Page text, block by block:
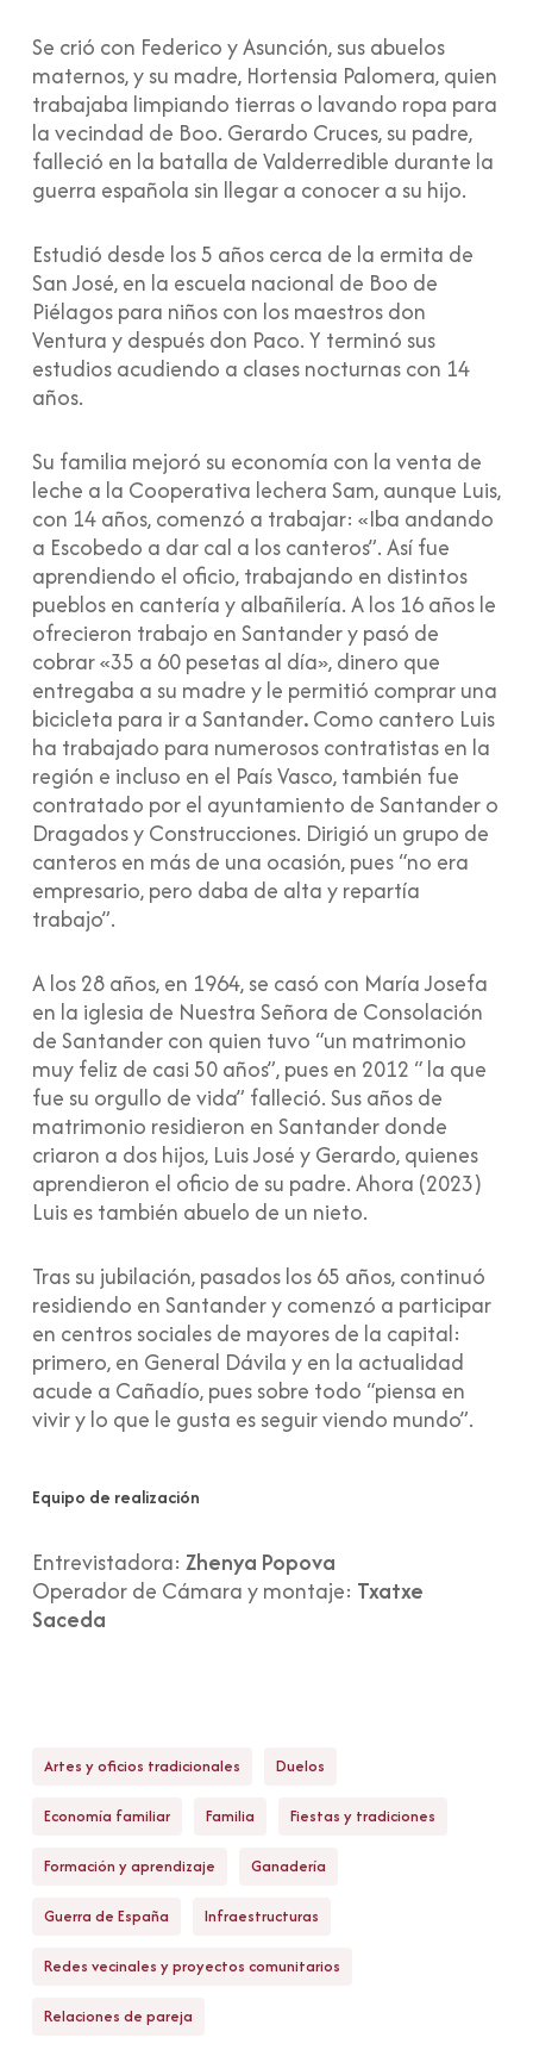
Se crió con Federico y Asunción, sus abuelos
maternos, y su madre, Hortensia Palomera, quien
trabajaba limpiando tierras o lavando ropa para
la vecindad de Boo. Gerardo Cruces, su padre,
falleció en la batalla de Valderredible durante la
guerra española sin llegar a conocer a su hijo.
Estudió desde los 5 años cerca de la ermita de
San José, en la escuela nacional de Boo de
Piélagos para niños con los maestros don
Ventura y después don Paco. Y terminó sus
estudios acudiendo a clases nocturnas con 14
años.
Su familia mejoró su economía con la venta de
leche a la Cooperativa lechera Sam, aunque Luis,
con 14 años, comenzó a trabajar: «Iba andando
a Escobedo a dar cal a los canteros”. Así fue
aprendiendo el oficio, trabajando en distintos
pueblos en cantería y albañilería. A los 16 años le
ofrecieron trabajo en Santander y pasó de
cobrar «35 a 60 pesetasal día»,dinero que
entregaba a su madre y le permitió comprar una
bicicleta para ir a Santander.Como cantero Luis
ha trabajado para numerosos contratistas en la
región e incluso en el País Vasco, también fue
contratado por el ayuntamiento de Santander o
Dragados y Construcciones. Dirigió un grupo de
canteros en más de una ocasión, pues “no era
empresario, pero daba de alta y repartía
trabajo”.
A los 28 años, en 1964, se casó con María Josefa
en la iglesia de Nuestra Señora de Consolación
de Santander con quien tuvo “un matrimonio
muy feliz de casi 50 años”, pues en 2012 “ la que
fue su orgullo de vida” falleció. Sus años de
matrimonio residieron en Santander donde
criaron a dos hijos, Luis José y Gerardo, quienes
aprendieron el oficio de su padre. Ahora (2023)
Luis es también abuelo de un nieto.
Tras su jubilación, pasados los 65 años, continuó
residiendo en Santander y comenzó a participar
en centros sociales de mayores de la capital:
primero, en General Dávila y en la actualidad
acude a Cañadío, pues sobre todo “piensa en
vivir y lo que le gusta es seguir viendo mundo”.
Equipo de realización
Entrevistadora: Zhenya Popova
Operador de Cámara y montaje: Txatxe
Saceda
Artes y oficios tradicionales Duelos
Economía familiar Familia Fiestas y tradiciones
Formación y aprendizaje Ganadería
Guerra de España Infraestructuras
Redes vecinales y proyectos comunitarios
Relaciones de pareja